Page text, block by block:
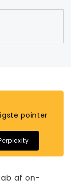
pointer
af on-